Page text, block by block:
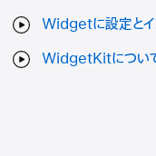
Widgetに設定とイ
WidgetKitについ